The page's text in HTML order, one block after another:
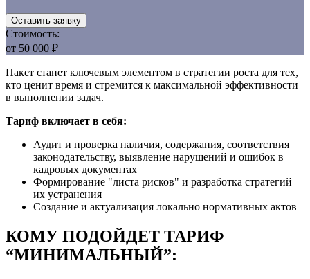
Оставить заявку
Стоимость:
от 50 000 ₽
Пакет станет ключевым элементом в стратегии роста для тех,
кто ценит время и стремится к максимальной эффективности
в выполнении задач.
Тариф включает в себя:
Аудит и проверка наличия, содержания, соответствия
законодательству, выявление нарушений и ошибок в
кадровых документах
Формирование "листа рисков" и разработка стратегий
их устранения
Создание и актуализация локально нормативных актов
КОМУ ПОДОЙДЕТ ТАРИФ
“МИНИМАЛЬНЫЙ”: